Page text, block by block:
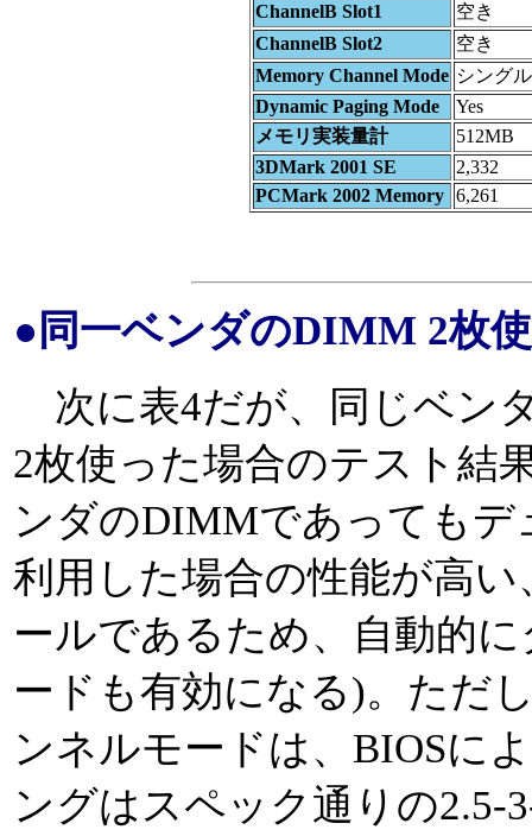
ChannelB Slot1
空き
ChannelB Slot2
空き
Memory Channel Mode シングル
Dynamic Paging Mode
Yes
メモリ実装量計
512MB
3DMark 2001 SE
2,332
PCMark 2002 Memory 6,261
●同一ベンダのDIMM 2枚
次に表4だが、同じベン
2枚使った場合のテスト結
ンダのDIMMであっても
利用した場合の性能が高
ールであるため、自動的
ードも有効になる)。ただ
ンネルモードは、BIOSに
ングはスペック通りの2.5-